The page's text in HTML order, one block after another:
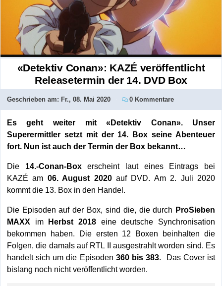
«Detektiv Conan»: KAZÉ veröffentlicht
Releasetermin der 14. DVD Box
Geschrieben am: Fr., 08. Mai 2020 0 Kommentare
Es geht weiter mit «Detektiv Conan». Unser
Superermittler setzt mit der 14. Box seine Abenteuer
fort. Nun ist auch der Termin der Box bekannt…
Die 14.-Conan-Boxerscheint laut eines Eintrags bei
KAZÉ am 06. August 2020auf DVD. Am 2. Juli 2020
kommt die 13. Box in den Handel.
Die Episoden auf der Box, sind die, die durch ProSieben
MAXX im Herbst 2018 eine deutsche Synchronisation
bekommen haben. Die ersten 12 Boxen beinhalten die
Folgen, die damals auf RTL II ausgestrahlt worden sind. Es
handelt sich um die Episoden 360 bis 383. Das Cover ist
bislang noch nicht veröffentlicht worden.